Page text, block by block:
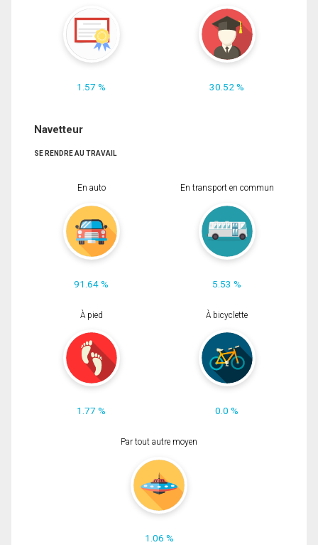
1.57 % 30.52 %
Navetteur
SE RENDRE AU TRAVAIL
En auto
91.64 %
En transport en commun
5.53 %
À pied
1.77 %
À bicyclette
0.0 %
Par tout autre moyen
1.06 %